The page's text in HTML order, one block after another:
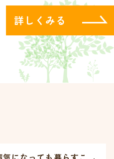
詳しくみる